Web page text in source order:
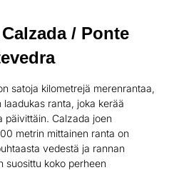
/ Ponte
satoja kilometrejä merenrantaa,
ranta, joka kerää
päivittäin. Calzada joen
metrin mittainen ranta on
vedestä ja rannan
suosittu koko perheen